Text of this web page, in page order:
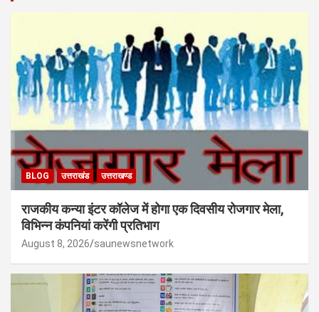
BLOG उत्तराखंड उत्तराखण्ड
राजकीय कन्या इंटर कॉलेज में होगा एक दिवसीय रोजगार मेला,
विभिन्न कंपनियां करेंगी प्रतिभाग
August 8, 2026 saunewsnetwork